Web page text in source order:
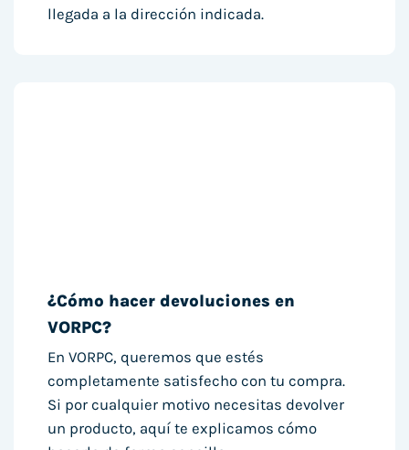
llegada a la dirección indicada.
¿Cómo hacer devoluciones en
VORPC?
En VORPC, queremos que estés
completamente satisfecho con tu compra.
Si por cualquier motivo necesitas devolver
un producto, aquí te explicamos cómo